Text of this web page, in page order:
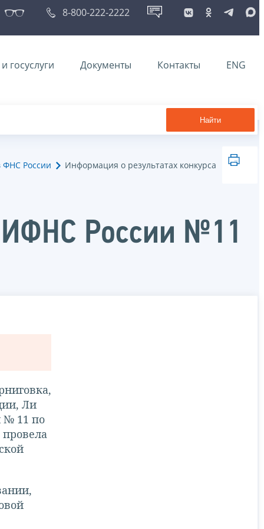
8-800-222-2222
госуслуги Документы Контакты ENG
Найти
ФНС России Информация о результатах конкурса
России №11
Ли
№ 11 по